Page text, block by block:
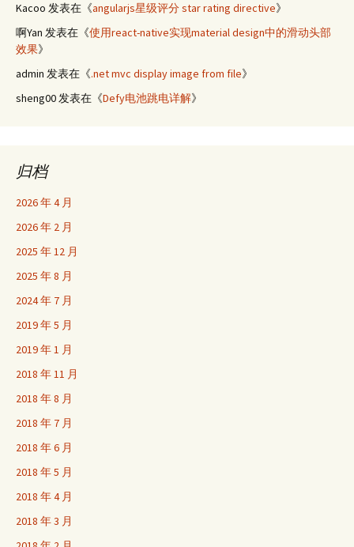
Kacoo 发表在《angularjs星级评分 star rating directive》
啊Yan 发表在《使用react-native实现material design中的滑动头部
效果》
admin 发表在《.net mvc display image from file》
sheng00发表在《Defy电池跳电详解》
归档
2026 年 4 月
2026 年 2 月
2025 年 12 月
2025 年 8 月
2024 年 7 月
2019 年 5 月
2019 年 1 月
2018 年 11 月
2018 年 8 月
2018 年 7 月
2018 年 6 月
2018 年 5 月
2018 年 4 月
2018 年 3 月